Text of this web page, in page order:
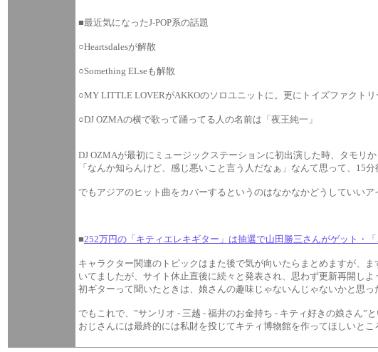
■最近気になったJ-POP系の話題
○Heartsdalesが解散
○Something ELseも解散
○MY LITTLE LOVERがAKKOのソロユニットに。更にトイズファクト
○DJ OZMAの横で歌って踊ってる人の名前は「夜王純一」
DJ OZMAが最初にミュージックステーションに初出演した時、タモリ
「なんか知らんけど、感じ悪いこと言う人だなぁ」なんて思って、15
でもアジアのヒット曲をカバーするというのはなかなかどうしていい
■252万円の「キティエレキギター」は抽選で山田勝三さんがゲット・「
キャラクター関連のトピックはまた後で気が向いたらまとめますが、
いてましたが、サイト休止直後に続々と発表され、思わず更新再開し
初ギターって聞いたときは、娘さんの趣味じゃないんじゃないかと思
でもこれで、”サンリオ - 三越 - 福井のお金持ち - キティ好きの娘さん
おじさんには最終的には私財を投じてキティ博物館を作ってほしいとこ